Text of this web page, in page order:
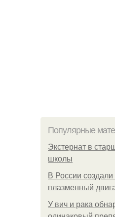
Популярные
Экстернат в
школы
В России
плазменный
У вич и рака